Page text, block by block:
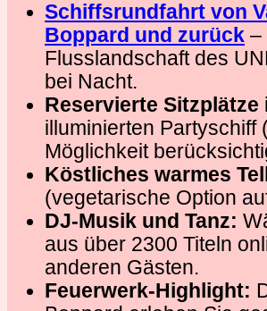
Schiffsrundfahrt von
Boppard und zurück –
Flusslandschaft des
bei Nacht.
Reservierte Sitzplätze
illuminierten Partyschiff
Möglichkeit
Köstliches warmes
(vegetarische Option
DJ-Musik und Tanz:
aus über 2300 Titeln
anderen Gästen.
Feuerwerk-Highlight: